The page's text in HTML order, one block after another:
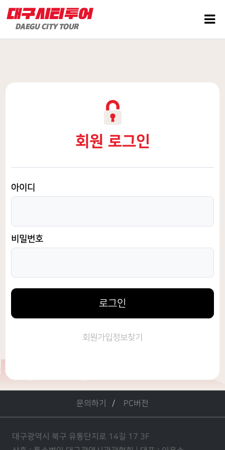
회원 로그인
아이디
비밀번호
로그인
회원가입정보찾기
문의하기 PC버전
대구광역시 북구 유통단지로 14길 17 3F